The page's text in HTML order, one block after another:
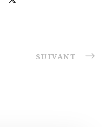
SUIVANT